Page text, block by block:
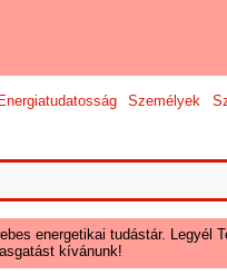
Energiatudatosság Személyek
energetikai tudástár.
kívánunk!